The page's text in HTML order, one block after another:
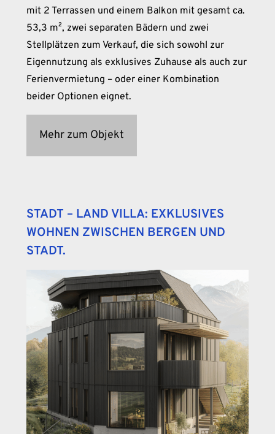
mit 2 Terrassen und einem Balkon mit gesamt ca.
53,3 m², zwei separaten Bädern und zwei
Stellplätzen zum Verkauf, die sich sowohl zur
Eigennutzung als exklusives Zuhause als auch zur
Ferienvermietung – oder einer Kombination
beider Optionen eignet.
Mehr zum Objekt
STADT – LAND VILLA: EXKLUSIVES
WOHNEN ZWISCHEN BERGEN UND
STADT.